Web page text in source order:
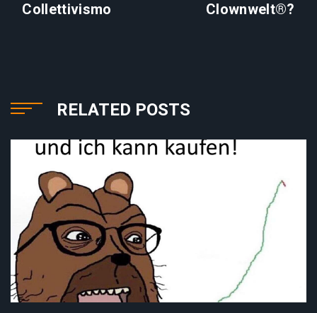
Collettivismo
Clownwelt®?
RELATED POSTS